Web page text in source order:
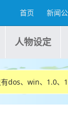
首页 新闻
人物设定
dos、win、1.0